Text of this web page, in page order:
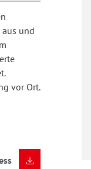
und
vor Ort.